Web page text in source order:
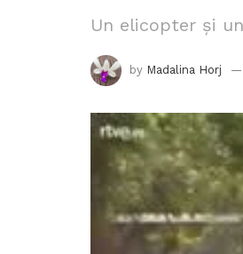
Un elicopter și
by Madalina Horj